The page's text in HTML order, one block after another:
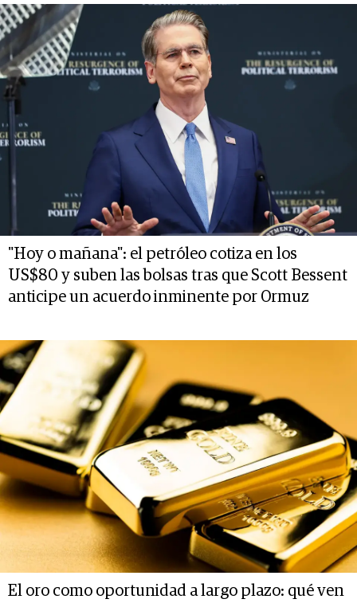
"Hoy o mañana": el petróleo cotiza en los
US$80 y suben las bolsas tras que Scott Bessent
anticipe un acuerdo inminente por Ormuz
El oro como oportunidad a largo plazo: qué ven